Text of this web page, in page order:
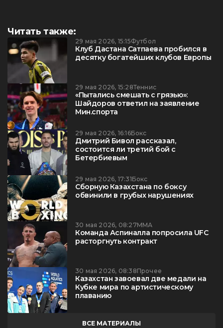
Читать также:
29 мая 2026, 15:15Футбол
Клуб Дастана Сатпаева пробился в
десятку богатейших клубов Европы
29 мая 2026, 15:28Теннис
«Пытались смешать с грязью»:
Шайдоров ответил на заявление
Мин.спорта
29 мая 2026, 16:16Бокс
Дмитрий Бивол рассказал,
состоится ли третий бой с
Бетербиевым
29 мая 2026, 17:31Бокс
Сборную Казахстана по боксу
обвинили в грубых нарушениях
30 мая 2026, 08:27ММА
Команда Аспиналла попросила UFC
расторгнуть контракт
30 мая 2026, 08:38Прочее
Казахстан завоевал две медали на
Кубке мира по артистическому
плаванию
ВСЕ МАТЕРИАЛЫ